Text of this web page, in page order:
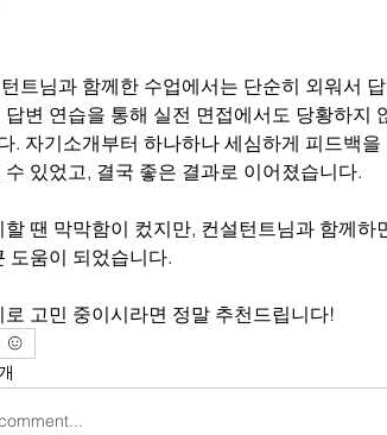
트님과 함께한 수업에서는 단순히 외워서
답변 연습을 통해 실전 면접에서도 당황하지
. 자기소개부터 하나하나 세심하게 피드백
수 있었고, 결국 좋은 결과로 이어졌습니다.
도움이 되었습니다.
로 고민 중이시라면 정말 추천드립니다!